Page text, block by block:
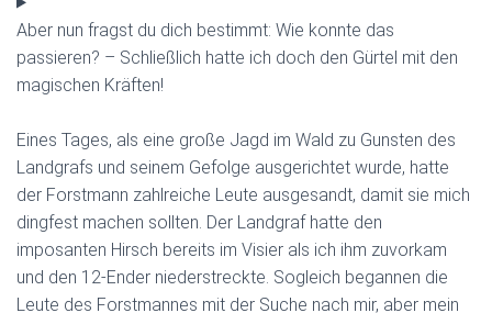
Aber nun fragst du dich bestimmt: Wie konnte das
passieren? – Schließlich hatte ich doch den Gürtel mit den
magischen Kräften!
Eines Tages, als eine große Jagd im Wald zu Gunsten des
Landgrafs und seinem Gefolge ausgerichtet wurde, hatte
der Forstmann zahlreiche Leute ausgesandt, damit sie mich
dingfest machen sollten. Der Landgraf hatte den
imposanten Hirsch bereits im Visier als ich ihm zuvorkam
und den 12-Ender niederstreckte. Sogleich begannen die
Leute des Forstmannes mit der Suche nach mir, aber mein